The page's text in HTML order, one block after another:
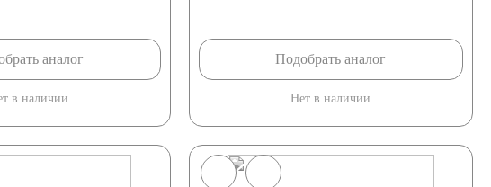
аналог
в наличии
Подобрать аналог
Нет в наличии